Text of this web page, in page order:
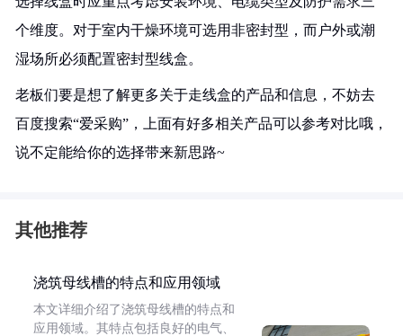
个维度。对于室内干燥环境可选用非密封型，而户外或潮
湿场所必须配置密封型线盒。
老板们要是想了解更多关于走线盒的产品和信息，不妨去
百度搜索“爱采购”，上面有好多相关产品可以参考对比哦，
说不定能给你的选择带来新思路~
其他推荐
浇筑母线槽的特点和应用领域
本文详细介绍了浇筑母线槽的特点和
应用领域。其特点包括良好的电气、